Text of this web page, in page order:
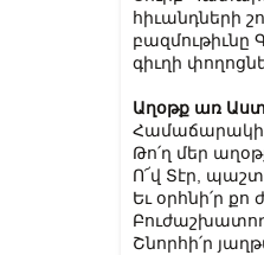
հիւանդների
բազմութիւնը
գիւղի
Աղօթք առ
Համաճարակի
Թո՛ղ մեր
Ո՜վ Տէր,
Եւ օրհնի՛ր քո
Շնորհի՛ր